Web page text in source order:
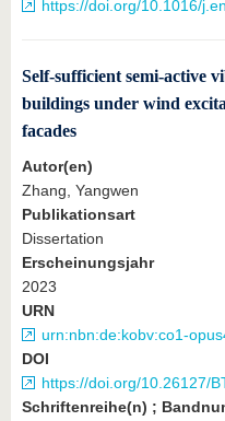
https://doi.org/10.1016/
Self-sufficient semi-active
buildings under wind
facades
Autor(en)
Zhang, Yangwen
Publikationsart
Dissertation
Erscheinungsjahr
2023
URN
urn:nbn:de:kobv:co1-
DOI
https://doi.org/10.26127/
Schriftenreihe(n) ;